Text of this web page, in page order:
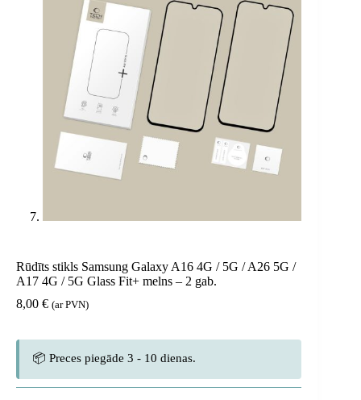
Rūdīts stikls Samsung Galaxy A16 4G / 5G / A26 5G /
A17 4G / 5G Glass Fit+ melns – 2 gab.
8,00 € (ar PVN)
📦 Preces piegāde 3 - 10 dienas.